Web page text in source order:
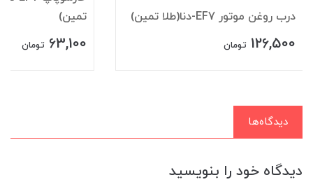
درب روغن موتور EF7-دنا(طلا تمین)
126,500 تومان
تمین)
63,100 تومان
دیدگاه‌ها
دیدگاه خود را بنویسید